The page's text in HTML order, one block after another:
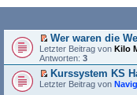
E
r
s
e
Wer waren die
Letzter Beitrag von Kilo
Antworten: 3
E
Kurssystem KS
Letzter Beitrag von